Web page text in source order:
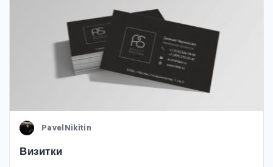
PavelNikitin
Визитки